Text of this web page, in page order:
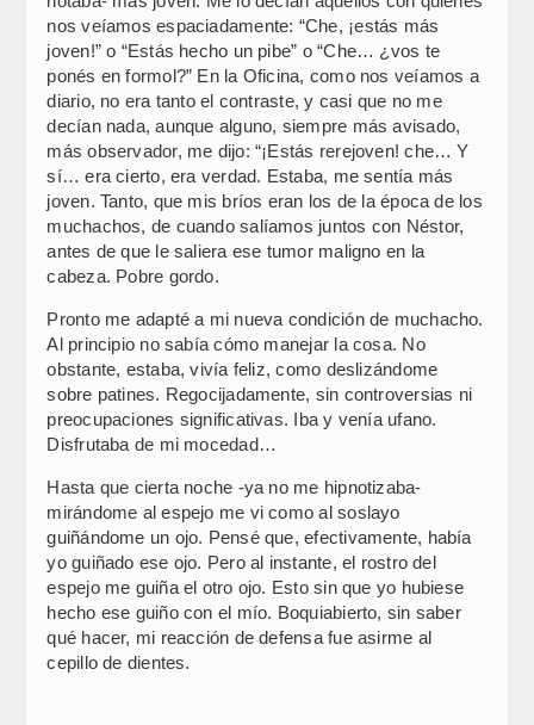
nos veíamos espaciadamente: “Che, ¡estás más
joven!” o “Estás hecho un pibe” o “Che… ¿vos te
ponés en formol?” En la Oficina, como nos veíamos a
diario, no era tanto el contraste, y casi que no me
decían nada, aunque alguno, siempre más avisado,
más observador, me dijo: “¡Estás rerejoven! che… Y
sí… era cierto, era verdad. Estaba, me sentía más
joven. Tanto, que mis bríos eran los de la época de los
muchachos, de cuando salíamos juntos con Néstor,
antes de que le saliera ese tumor maligno en la
cabeza. Pobre gordo.
Pronto me adapté a mi nueva condición de muchacho.
Al principio no sabía cómo manejar la cosa. No
obstante, estaba, vivía feliz, como deslizándome
sobre patines. Regocijadamente, sin controversias ni
preocupaciones significativas. Iba y venía ufano.
Disfrutaba de mi mocedad…
Hasta que cierta noche -ya no me hipnotizaba-
mirándome al espejo me vi como al soslayo
guiñándome un ojo. Pensé que, efectivamente, había
yo guiñado ese ojo. Pero al instante, el rostro del
espejo me guiña el otro ojo. Esto sin que yo hubiese
hecho ese guiño con el mío. Boquiabierto, sin saber
qué hacer, mi reacción de defensa fue asirme al
cepillo de dientes.